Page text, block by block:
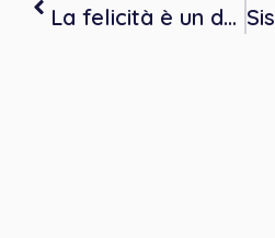
La felicità è un dono